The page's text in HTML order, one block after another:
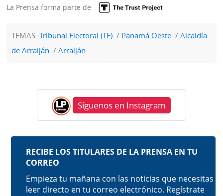
La Prensa forma parte de
TEMAS:Tribunal Electoral (TE) Panamá Oeste
Alcaldía
de Arraiján
Arraiján
Síguenos en Instagram